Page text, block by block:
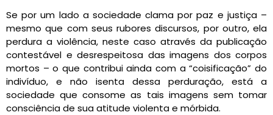
Se por um lado a sociedade clama por paz e justiça –
mesmo que com seus rubores discursos, por outro, ela
perdura a violência, neste caso através da publicação
contestável e desrespeitosa das imagens dos corpos
mortos – o que contribui ainda com a “coisificação” do
indivíduo, e não isenta dessa perduração, está a
sociedade que consome as tais imagens sem tomar
consciência de sua atitude violenta e mórbida.